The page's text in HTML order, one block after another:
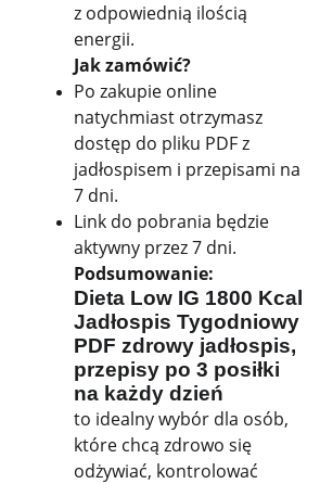
z odpowiednią ilością
energii.
Jak zamówić?
Po zakupie online
natychmiast otrzymasz
dostęp do pliku PDF z
jadłospisem i przepisami na
7 dni.
Link do pobrania będzie
aktywny przez 7 dni.
Podsumowanie:
Dieta Low IG 1800 Kcal
Jadłospis Tygodniowy
PDF zdrowy jadłospis,
przepisy po 3 posiłki
na każdy dzień
to idealny wybór dla osób,
które chcą zdrowo się
odżywiać, kontrolować